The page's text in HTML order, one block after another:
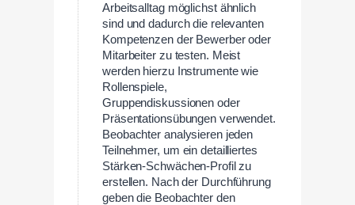
Arbeitsalltag möglichst ähnlich
sind und dadurch die relevanten
Kompetenzen der Bewerber oder
Mitarbeiter zu testen. Meist
werden hierzu Instrumente wie
Rollenspiele,
Gruppendiskussionen oder
Präsentationsübungen verwendet.
Beobachter analysieren jeden
Teilnehmer, um ein detailliertes
Stärken-Schwächen-Profil zu
erstellen. Nach der Durchführung
geben die Beobachter den